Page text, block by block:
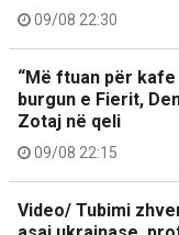
09/08 22:30
“Më ftuan për
burgun e Fierit,
Zotaj në qeli
09/08 22:15
Video/ Tubimi